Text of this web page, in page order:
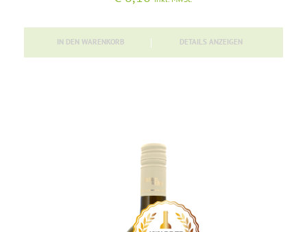
IN DEN WARENKORB DETAILS ANZEIGEN